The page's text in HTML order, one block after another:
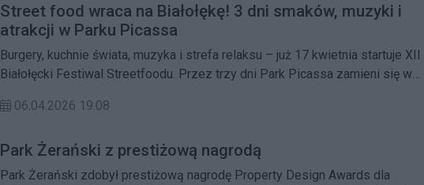
Street food wraca na Białołękę! 3 dni smaków, muzyki i
atrakcji w Parku Picassa
Burgery, kuchnie świata, muzyka i strefa relaksu – już 17 kwietnia startuje XII
Białołęcki Festiwal Streetfoodu. Przez trzy dni Park Picassa zamieni się w
06.04.2026 19:08
Park Żerański z prestiżową nagrodą
Park Żerański zdobył prestiżową nagrodę Property Design Awards dla